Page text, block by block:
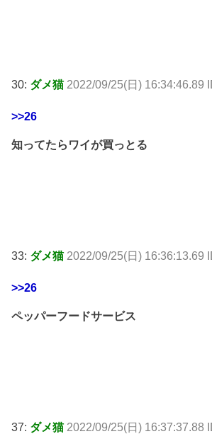
30: ダメ猫 2022/09/25(日) 16:34:46.89
>>26
知ってたらワイが買っとる
33: ダメ猫 2022/09/25(日) 16:36:13.69
>>26
ペッパーフードサービス
37: ダメ猫 2022/09/25(日) 16:37:37.88